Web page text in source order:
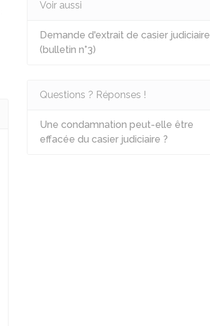
Voir aussi
Demande d'extrait de casier judiciaire
(bulletin n°3)
Questions ? Réponses !
Une condamnation peut-elle être
effacée du casier judiciaire ?